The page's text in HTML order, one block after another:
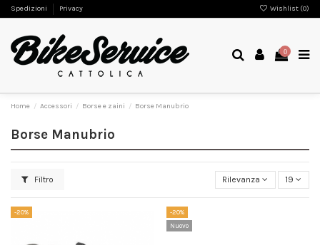
Spedizioni Privacy Wishlist (0)
0
Home Accessori Borse e zaini Borse Manubrio
Borse Manubrio
Filtro Rilevanza 19
-20%
-20%
Nuovo